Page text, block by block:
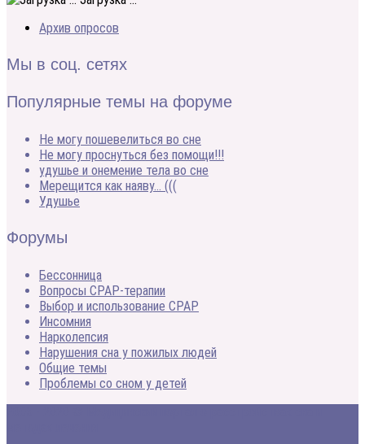
Архив опросов
Мы в соц. сетях
Популярные темы на форуме
Не могу пошевелиться во сне
Не могу проснуться без помощи!!!
удушье и онемение тела во сне
Мерещится как наяву… (((
Удушье
Форумы
Бессонница
Вопросы CPAP-терапии
Выбор и использование CPAP
Инсомния
Нарколепсия
Нарушения сна у пожилых людей
Общие темы
Проблемы со сном у детей